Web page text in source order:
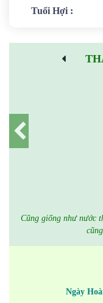
Tuổi Hợi :
Cũng giống như nước
Ngày